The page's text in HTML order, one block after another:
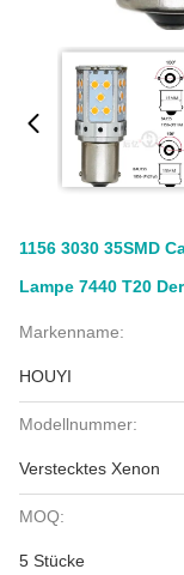
1156 3030 35SMD
Lampe 7440 T20
Markenname:
HOUYI
Modellnummer:
Verstecktes Xenon
MOQ:
5 Stücke